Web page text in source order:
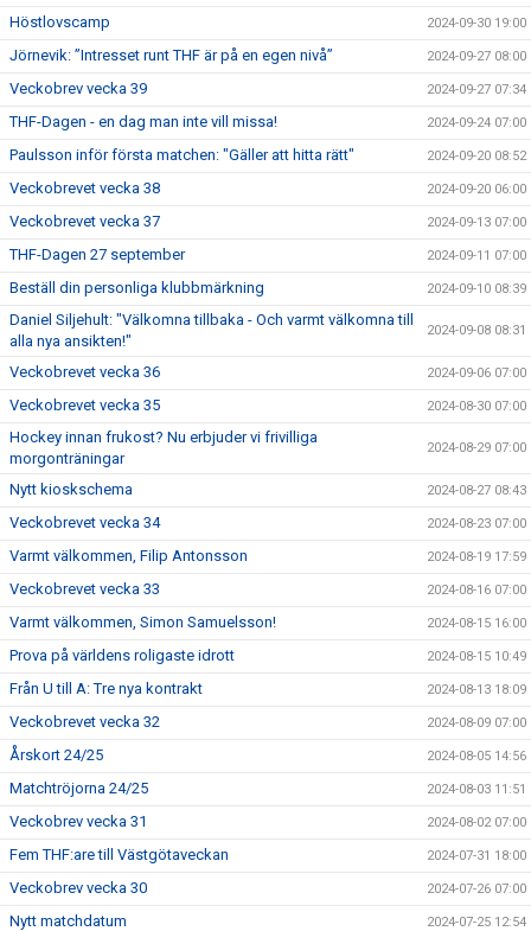
Höstlovscamp 2024-09-30 19:00
Jörnevik: ”Intresset runt THF är på en egen nivå” 2024-09-27 08:00
Veckobrev vecka 39 2024-09-27 07:34
THF-Dagen - en dag man inte vill missa! 2024-09-24 07:00
Paulsson inför första matchen: "Gäller att hitta rätt" 2024-09-20 08:52
Veckobrevet vecka 38 2024-09-20 06:00
Veckobrevet vecka 37 2024-09-13 07:00
THF-Dagen 27 september 2024-09-11 07:00
Beställ din personliga klubbmärkning 2024-09-10 08:39
Daniel Siljehult: "Välkomna tillbaka - Och varmt välkomna till
alla nya ansikten!"
2024-09-08 08:31
Veckobrevet vecka 36 2024-09-06 07:00
Veckobrevet vecka 35 2024-08-30 07:00
Hockey innan frukost? Nu erbjuder vi frivilliga
morgonträningar
2024-08-29 07:00
Nytt kioskschema 2024-08-27 08:43
Veckobrevet vecka 34 2024-08-23 07:00
Varmt välkommen, Filip Antonsson 2024-08-19 17:59
Veckobrevet vecka 33 2024-08-16 07:00
Varmt välkommen, Simon Samuelsson! 2024-08-15 16:00
Prova på världens roligaste idrott 2024-08-15 10:49
Från U till A: Tre nya kontrakt 2024-08-13 18:09
Veckobrevet vecka 32 2024-08-09 07:00
Årskort 24/25 2024-08-05 14:56
Matchtröjorna 24/25 2024-08-03 11:51
Veckobrev vecka 31 2024-08-02 07:00
Fem THF:are till Västgötaveckan 2024-07-31 18:00
Veckobrev vecka 30 2024-07-26 07:00
Nytt matchdatum 2024-07-25 12:54